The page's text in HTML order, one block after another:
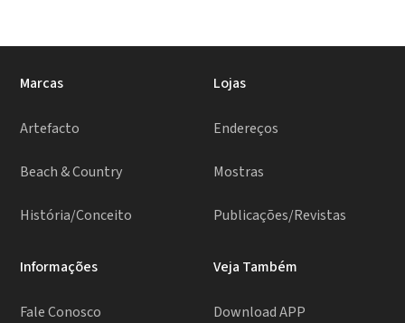
Marcas
Artefacto
Beach & Country
História/Conceito
Lojas
Endereços
Mostras
Publicações/Revistas
Informações
Fale Conosco
Veja Também
Download APP